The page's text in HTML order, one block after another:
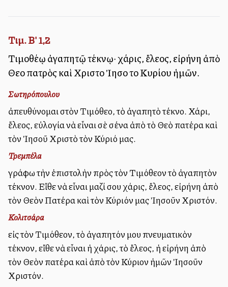
Τιμ. Β' 1,2
Τιμοθέῳ ἀγαπητῷ τέκνῳ· χάρις, ἔλεος, εἰρήνη ἀπὸ
Θεοῦ πατρὸς καὶ Χριστοῦ Ἰησοῦ τοῦ Κυρίου ἡμῶν.
Σωτηρόπουλου
ἀπευθύνομαι στὸν Τιμόθεο, τὸ ἀγαπητὸ τέκνο. Χάρι,
ἔλεος, εὐλογία νὰ εἶναι σὲ σένα ἀπὸ τὸ Θεὸ πατέρα καὶ
τὸν Ἰησοῦ Χριστὸ τὸν Κύριό μας.
Τρεμπέλα
γράφω τὴν ἐπιστολὴν πρὸς τὸν Τιμόθεον τὸ ἀγαπητὸν
τέκνον. Εἴθε νὰ εἶναι μαζί σου χάρις, ἔλεος, εἰρήνη ἀπὸ
τὸν Θεὸν Πατέρα καὶ τὸν Κύριόν μας Ἰησοῦν Χριστόν.
Κολιτσάρα
εἰς τὸν Τιμόθεον, τὸ ἀγαπητόν μου πνευματικὸν
τέκνον, εἴθε νὰ εἶναι ἡ χάρις, τὸ ἔλεος, ἡ εἰρήνη ἀπὸ
τὸν Θεὸν πατέρα καὶ ἀπὸ τὸν Κύριον ἡμῶν Ἰησοῦν
Χριστόν.